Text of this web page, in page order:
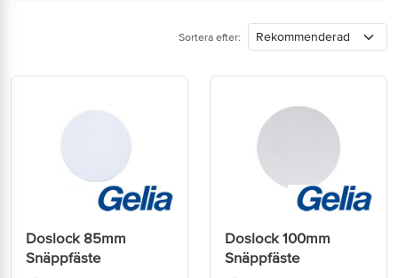
Sortera efter:
Doslock 85mm
Snäppfäste
Doslock 100mm
Snäppfäste